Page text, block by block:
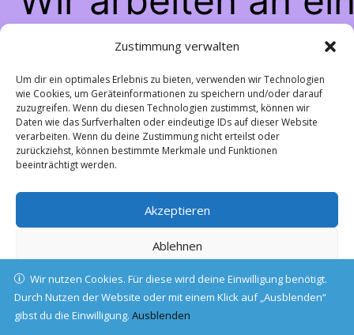
Zustimmung verwalten
Um dir ein optimales Erlebnis zu bieten, verwenden wir Technologien
wie Cookies, um Geräteinformationen zu speichern und/oder darauf
zuzugreifen. Wenn du diesen Technologien zustimmst, können wir
Daten wie das Surfverhalten oder eindeutige IDs auf dieser Website
verarbeiten. Wenn du deine Zustimmung nicht erteilst oder
zurückziehst, können bestimmte Merkmale und Funktionen
beeinträchtigt werden.
Akzeptieren
Ablehnen
Einstellungen ansehen
Cookie-RichtlinieDatenschutz
großartigen
schau bald
vorbei!
Wir nutzen Cookies. Für diese wird deine Einwilligung benötigt.
Durch Nutzen der Website oder mit einem Klick auf „Ausblenden“
gibst du die Einwilligung.Ausblenden